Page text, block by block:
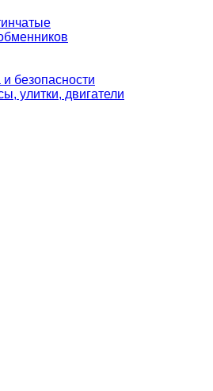
безопасности
улитки, двигатели